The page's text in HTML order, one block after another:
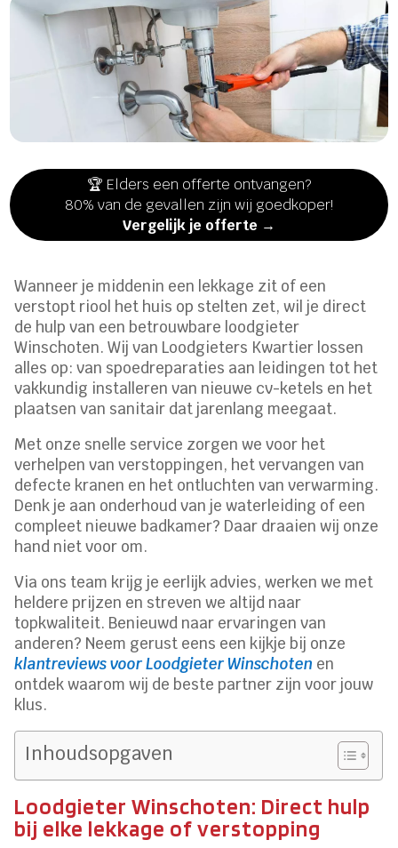
🏆 Elders een offerte ontvangen?
80% van de gevallen zijn wij goedkoper!
Vergelijk je offerte →
Wanneer je middenin een lekkage zit of een
verstopt riool het huis op stelten zet, wil je direct
de hulp van een betrouwbare loodgieter
Winschoten. Wij van Loodgieters Kwartier lossen
alles op: van spoedreparaties aan leidingen tot het
vakkundig installeren van nieuwe cv-ketels en het
plaatsen van sanitair dat jarenlang meegaat.
Met onze snelle service zorgen we voor het
verhelpen van verstoppingen, het vervangen van
defecte kranen en het ontluchten van verwarming.
Denk je aan onderhoud van je waterleiding of een
compleet nieuwe badkamer? Daar draaien wij onze
hand niet voor om.
Via ons team krijg je eerlijk advies, werken we met
heldere prijzen en streven we altijd naar
topkwaliteit. Benieuwd naar ervaringen van
anderen? Neem gerust eens een kijkje bij onze
klantreviews voor Loodgieter Winschoten en
ontdek waarom wij de beste partner zijn voor jouw
klus.
Inhoudsopgaven
Loodgieter Winschoten: Direct hulp
bij elke lekkage of verstopping